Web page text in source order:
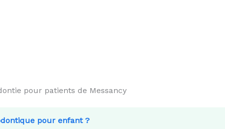
pour patients de Messancy
pour enfant ?